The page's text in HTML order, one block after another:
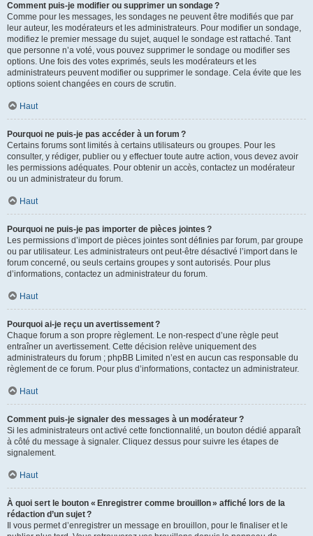
Comment puis-je modifier ou supprimer un sondage ?
Comme pour les messages, les sondages ne peuvent être modifiés que par
leur auteur, les modérateurs et les administrateurs. Pour modifier un sondage,
modifiez le premier message du sujet, auquel le sondage est rattaché. Tant
que personne n’a voté, vous pouvez supprimer le sondage ou modifier ses
options. Une fois des votes exprimés, seuls les modérateurs et les
administrateurs peuvent modifier ou supprimer le sondage. Cela évite que les
options soient changées en cours de scrutin.
Haut
Pourquoi ne puis-je pas accéder à un forum ?
Certains forums sont limités à certains utilisateurs ou groupes. Pour les
consulter, y rédiger, publier ou y effectuer toute autre action, vous devez avoir
les permissions adéquates. Pour obtenir un accès, contactez un modérateur
ou un administrateur du forum.
Haut
Pourquoi ne puis-je pas importer de pièces jointes ?
Les permissions d’import de pièces jointes sont définies par forum, par groupe
ou par utilisateur. Les administrateurs ont peut-être désactivé l’import dans le
forum concerné, ou seuls certains groupes y sont autorisés. Pour plus
d’informations, contactez un administrateur du forum.
Haut
Pourquoi ai-je reçu un avertissement ?
Chaque forum a son propre règlement. Le non-respect d’une règle peut
entraîner un avertissement. Cette décision relève uniquement des
administrateurs du forum ; phpBB Limited n’est en aucun cas responsable du
règlement de ce forum. Pour plus d’informations, contactez un administrateur.
Haut
Comment puis-je signaler des messages à un modérateur ?
Si les administrateurs ont activé cette fonctionnalité, un bouton dédié apparaît
à côté du message à signaler. Cliquez dessus pour suivre les étapes de
signalement.
Haut
À quoi sert le bouton « Enregistrer comme brouillon » affiché lors de la
rédaction d’un sujet ?
Il vous permet d’enregistrer un message en brouillon, pour le finaliser et le